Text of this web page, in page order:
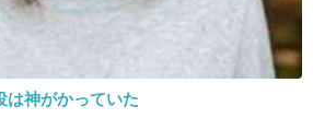
-27
は神がかっていた